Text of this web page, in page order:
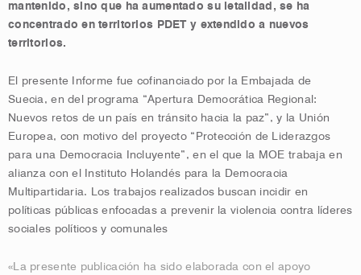
mantenido, sino que ha aumentado su letalidad, se ha
concentrado en territorios PDET y extendido a nuevos
territorios.
El presente Informe fue cofinanciado por la Embajada de
Suecia, en del programa “Apertura Democrática Regional:
Nuevos retos de un país en tránsito hacia la paz”, y la Unión
Europea, con motivo del proyecto “Protección de Liderazgos
para una Democracia Incluyente”, en el que la MOE trabaja en
alianza con el Instituto Holandés para la Democracia
Multipartidaria. Los trabajos realizados buscan incidir en
políticas públicas enfocadas a prevenir la violencia contra líderes
sociales políticos y comunales
«La presente publicación ha sido elaborada con el apoyo